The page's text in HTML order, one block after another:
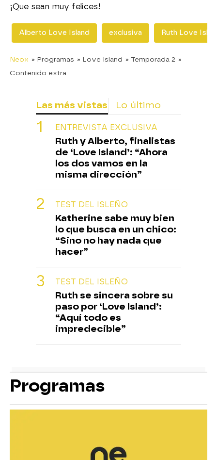
¡Que sean muy felices!
Alberto Love Island exclusiva Ruth Love
Neox » Programas » Love Island » Temporada 2 »
Contenido extra
Las más vistas Lo último
ENTREVISTA EXCLUSIVA
Ruth y Alberto, finalistas
de ‘Love Island’: “Ahora
los dos vamos en la
misma dirección”
TEST DEL ISLEÑO
Katherine sabe muy bien
lo que busca en un chico:
“Sino no hay nada que
hacer”
TEST DEL ISLEÑO
Ruth se sincera sobre su
paso por ‘Love Island’:
“Aquí todo es
impredecible”
Programas